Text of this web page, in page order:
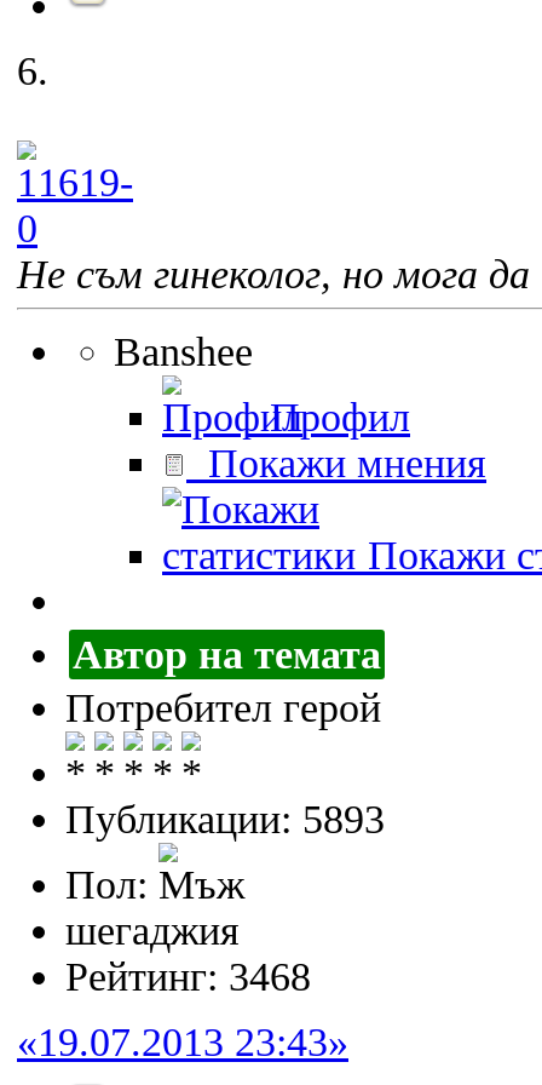
6.
Не съм гинеколог, но мога да
Banshee
Профил
Покажи мнения
Покажи
Автор на темата
Потребител герой
Публикации: 5893
Пол:
шегаджия
Рейтинг: 3468
«19.07.2013 23:43»